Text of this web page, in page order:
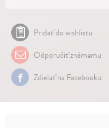
Pridať do wishlistu
Odporučiť známemu
Zdielať na Facebooku